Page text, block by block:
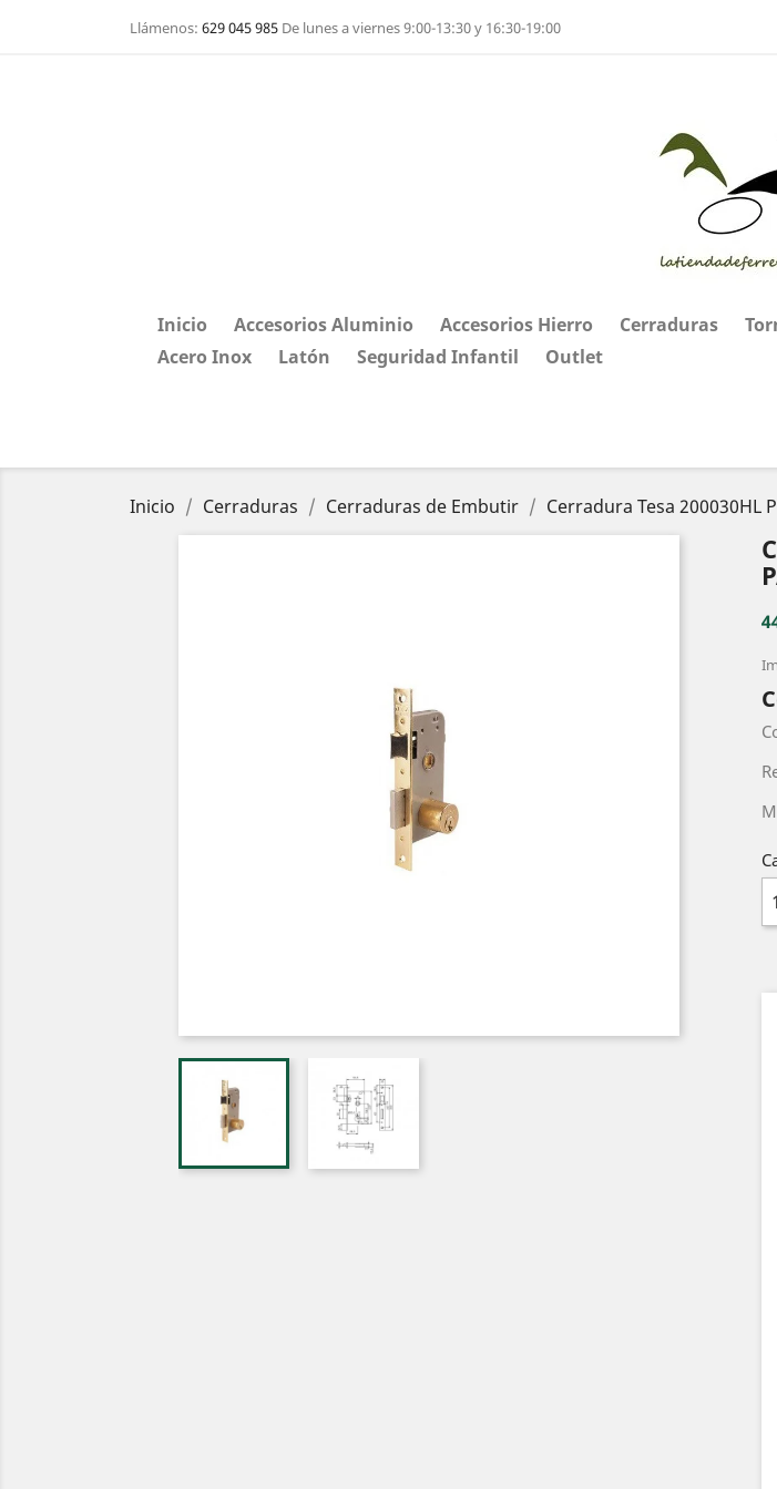
Llámenos: 629 045 985 De lunes a viernes 9:00-13:30 y 16:30-19:00
Inicio Accesorios Aluminio Accesorios Hierro Cerraduras
Acero Inox
Latón Seguridad Infantil Outlet
Inicio Cerraduras Cerraduras de Embutir Cerradura Tesa 200030HL